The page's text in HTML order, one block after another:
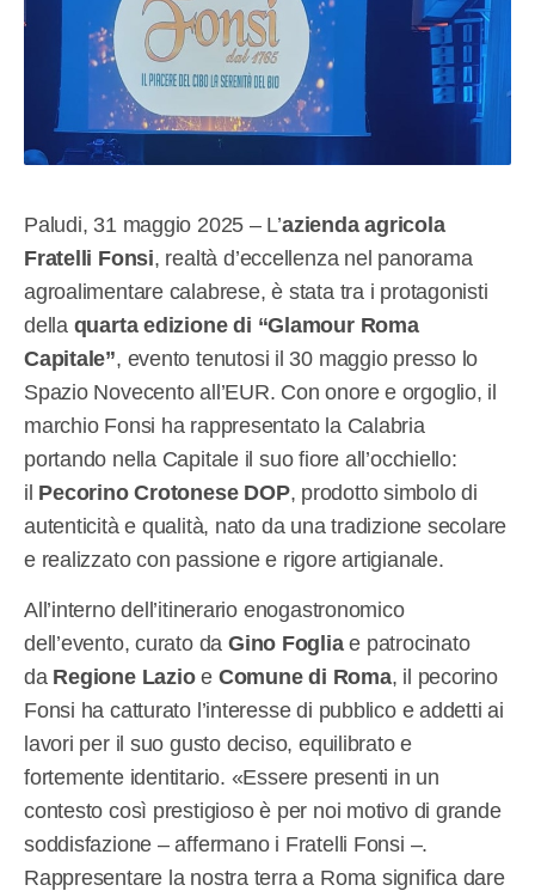
Paludi, 31 maggio 2025 – L’azienda agricola
Fratelli Fonsi, realtà d’eccellenza nel panorama
agroalimentare calabrese, è stata tra i protagonisti
della quarta edizione di “Glamour Roma
Capitale”, evento tenutosi il 30 maggio presso lo
Spazio Novecento all’EUR. Con onore e orgoglio, il
marchio Fonsi ha rappresentato la Calabria
portando nella Capitale il suo fiore all’occhiello:
il Pecorino Crotonese DOP, prodotto simbolo di
autenticità e qualità, nato da una tradizione secolare
e realizzato con passione e rigore artigianale.
All’interno dell’itinerario enogastronomico
dell’evento, curato da Gino Fogliae patrocinato
da Regione Lazioe Comune di Roma, il pecorino
Fonsi ha catturato l’interesse di pubblico e addetti ai
lavori per il suo gusto deciso, equilibrato e
fortemente identitario. «Essere presenti in un
contesto così prestigioso è per noi motivo di grande
soddisfazione – affermano i Fratelli Fonsi –.
Rappresentare la nostra terra a Roma significa dare